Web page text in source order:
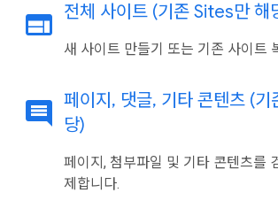
web 전체 사이트 (기존 Sites만 해
새 사이트 만들기 또는 기존 사이트
comment 페이지 , 댓글, 기타 콘텐츠 (
당)
페이지, 첨부파일 및 기타 콘텐츠를
제합니다.